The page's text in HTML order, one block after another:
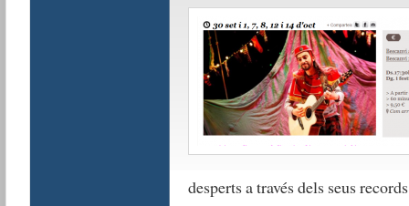
desperts a través dels seus